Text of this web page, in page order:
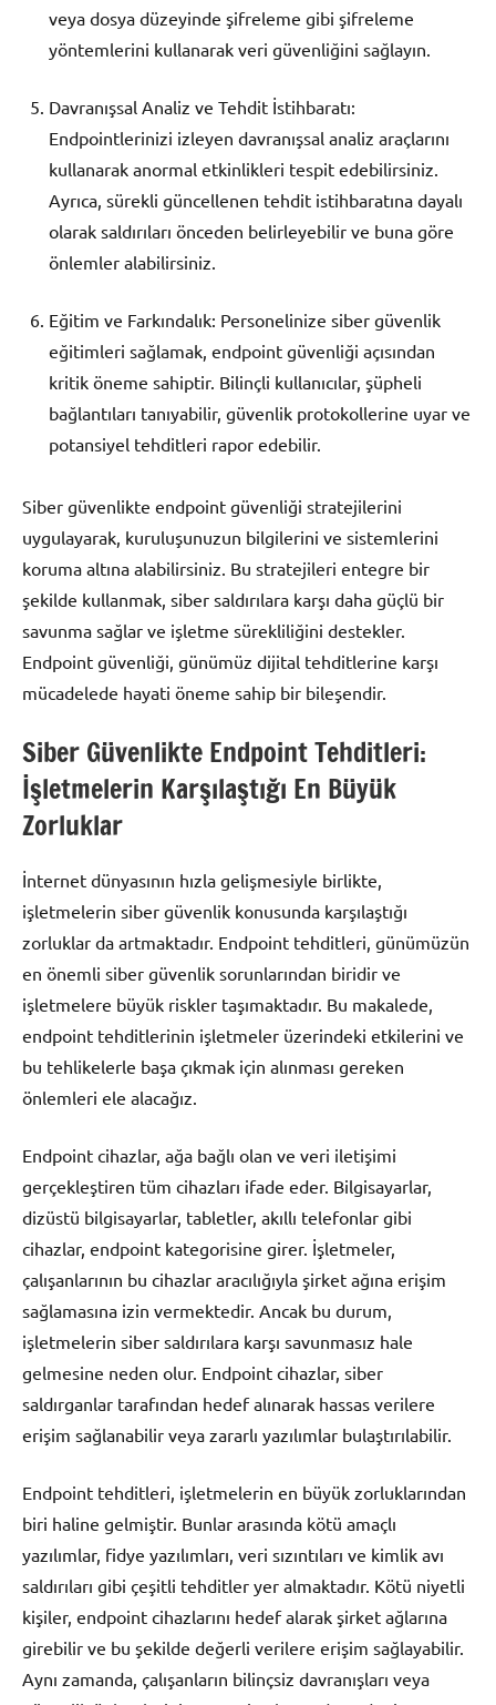
veya dosya düzeyinde şifreleme gibi şifreleme
yöntemlerini kullanarak veri güvenliğini sağlayın.
Davranışsal Analiz ve Tehdit İstihbaratı:
Endpointlerinizi izleyen davranışsal analiz araçlarını
kullanarak anormal etkinlikleri tespit edebilirsiniz.
Ayrıca, sürekli güncellenen tehdit istihbaratına dayalı
olarak saldırıları önceden belirleyebilir ve buna göre
önlemler alabilirsiniz.
Eğitim ve Farkındalık: Personelinize siber güvenlik
eğitimleri sağlamak, endpoint güvenliği açısından
kritik öneme sahiptir. Bilinçli kullanıcılar, şüpheli
bağlantıları tanıyabilir, güvenlik protokollerine uyar ve
potansiyel tehditleri rapor edebilir.
Siber güvenlikte endpoint güvenliği stratejilerini
uygulayarak, kuruluşunuzun bilgilerini ve sistemlerini
koruma altına alabilirsiniz. Bu stratejileri entegre bir
şekilde kullanmak, siber saldırılara karşı daha güçlü bir
savunma sağlar ve işletme sürekliliğini destekler.
Endpoint güvenliği, günümüz dijital tehditlerine karşı
mücadelede hayati öneme sahip bir bileşendir.
Siber Güvenlikte Endpoint Tehditleri:
İşletmelerin Karşılaştığı En Büyük
Zorluklar
İnternet dünyasının hızla gelişmesiyle birlikte,
işletmelerin siber güvenlik konusunda karşılaştığı
zorluklar da artmaktadır. Endpoint tehditleri, günümüzün
en önemli siber güvenlik sorunlarından biridir ve
işletmelere büyük riskler taşımaktadır. Bu makalede,
endpoint tehditlerinin işletmeler üzerindeki etkilerini ve
bu tehlikelerle başa çıkmak için alınması gereken
önlemleri ele alacağız.
Endpoint cihazlar, ağa bağlı olan ve veri iletişimi
gerçekleştiren tüm cihazları ifade eder. Bilgisayarlar,
dizüstü bilgisayarlar, tabletler, akıllı telefonlar gibi
cihazlar, endpoint kategorisine girer. İşletmeler,
çalışanlarının bu cihazlar aracılığıyla şirket ağına erişim
sağlamasına izin vermektedir. Ancak bu durum,
işletmelerin siber saldırılara karşı savunmasız hale
gelmesine neden olur. Endpoint cihazlar, siber
saldırganlar tarafından hedef alınarak hassas verilere
erişim sağlanabilir veya zararlı yazılımlar bulaştırılabilir.
Endpoint tehditleri, işletmelerin en büyük zorluklarından
biri haline gelmiştir. Bunlar arasında kötü amaçlı
yazılımlar, fidye yazılımları, veri sızıntıları ve kimlik avı
saldırıları gibi çeşitli tehditler yer almaktadır. Kötü niyetli
kişiler, endpoint cihazlarını hedef alarak şirket ağlarına
girebilir ve bu şekilde değerli verilere erişim sağlayabilir.
Aynı zamanda, çalışanların bilinçsiz davranışları veya